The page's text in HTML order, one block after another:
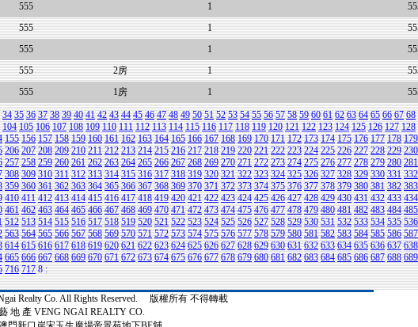
555 1
555 1
555 1
555 2房 1
555 1房 1
34 35 36 37 38 39 40 41 42 43 44 45 46 47 48 49 50 51 52 53 54 55 56 57 58 59 60 61 62 63 64 65 66 67 68
104 105 106 107 108 109 110 111 112 113 114 115 116 117 118 119 120 121 122 123 124 125 126 127 128
155 156 157 158 159 160 161 162 163 164 165 166 167 168 169 170 171 172 173 174 175 176 177 178 179
206 207 208 209 210 211 212 213 214 215 216 217 218 219 220 221 222 223 224 225 226 227 228 229 230
257 258 259 260 261 262 263 264 265 266 267 268 269 270 271 272 273 274 275 276 277 278 279 280 281
308 309 310 311 312 313 314 315 316 317 318 319 320 321 322 323 324 325 326 327 328 329 330 331 332
359 360 361 362 363 364 365 366 367 368 369 370 371 372 373 374 375 376 377 378 379 380 381 382 383
410 411 412 413 414 415 416 417 418 419 420 421 422 423 424 425 426 427 428 429 430 431 432 433 434
461 462 463 464 465 466 467 468 469 470 471 472 473 474 475 476 477 478 479 480 481 482 483 484 485
512 513 514 515 516 517 518 519 520 521 522 523 524 525 526 527 528 529 530 531 532 533 534 535 536
563 564 565 566 567 568 569 570 571 572 573 574 575 576 577 578 579 580 581 582 583 584 585 586 587
614 615 616 617 618 619 620 621 622 623 624 625 626 627 628 629 630 631 632 633 634 635 636 637 638
665 666 667 668 669 670 671 672 673 674 675 676 677 678 679 680 681 682 683 684 685 686 687 688 689
716 717 8 :
Realty Co. All Rights Reserved. 版權所有 不得轉載
地 產 VENG NGAI REALTY CO.